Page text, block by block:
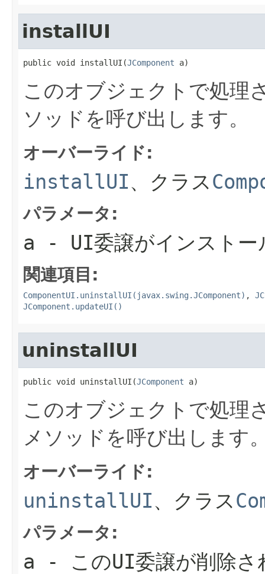
installUI
public void installUI(JComponent a)
このオブジェクトで処理
ソッドを呼び出します。
オーバーライド:
installUI、クラス
パラメータ:
a - UI委譲がインストー
関連項目:
ComponentUI.uninstallUI(javax.swing.JComponent) ,
JComponent.updateUI()
uninstallUI
public void uninstallUI(JComponent a)
このオブジェクトで処理
メソッドを呼び出します
オーバーライド:
uninstallUI、クラス
パラメータ:
a - このUI委譲が削除さ